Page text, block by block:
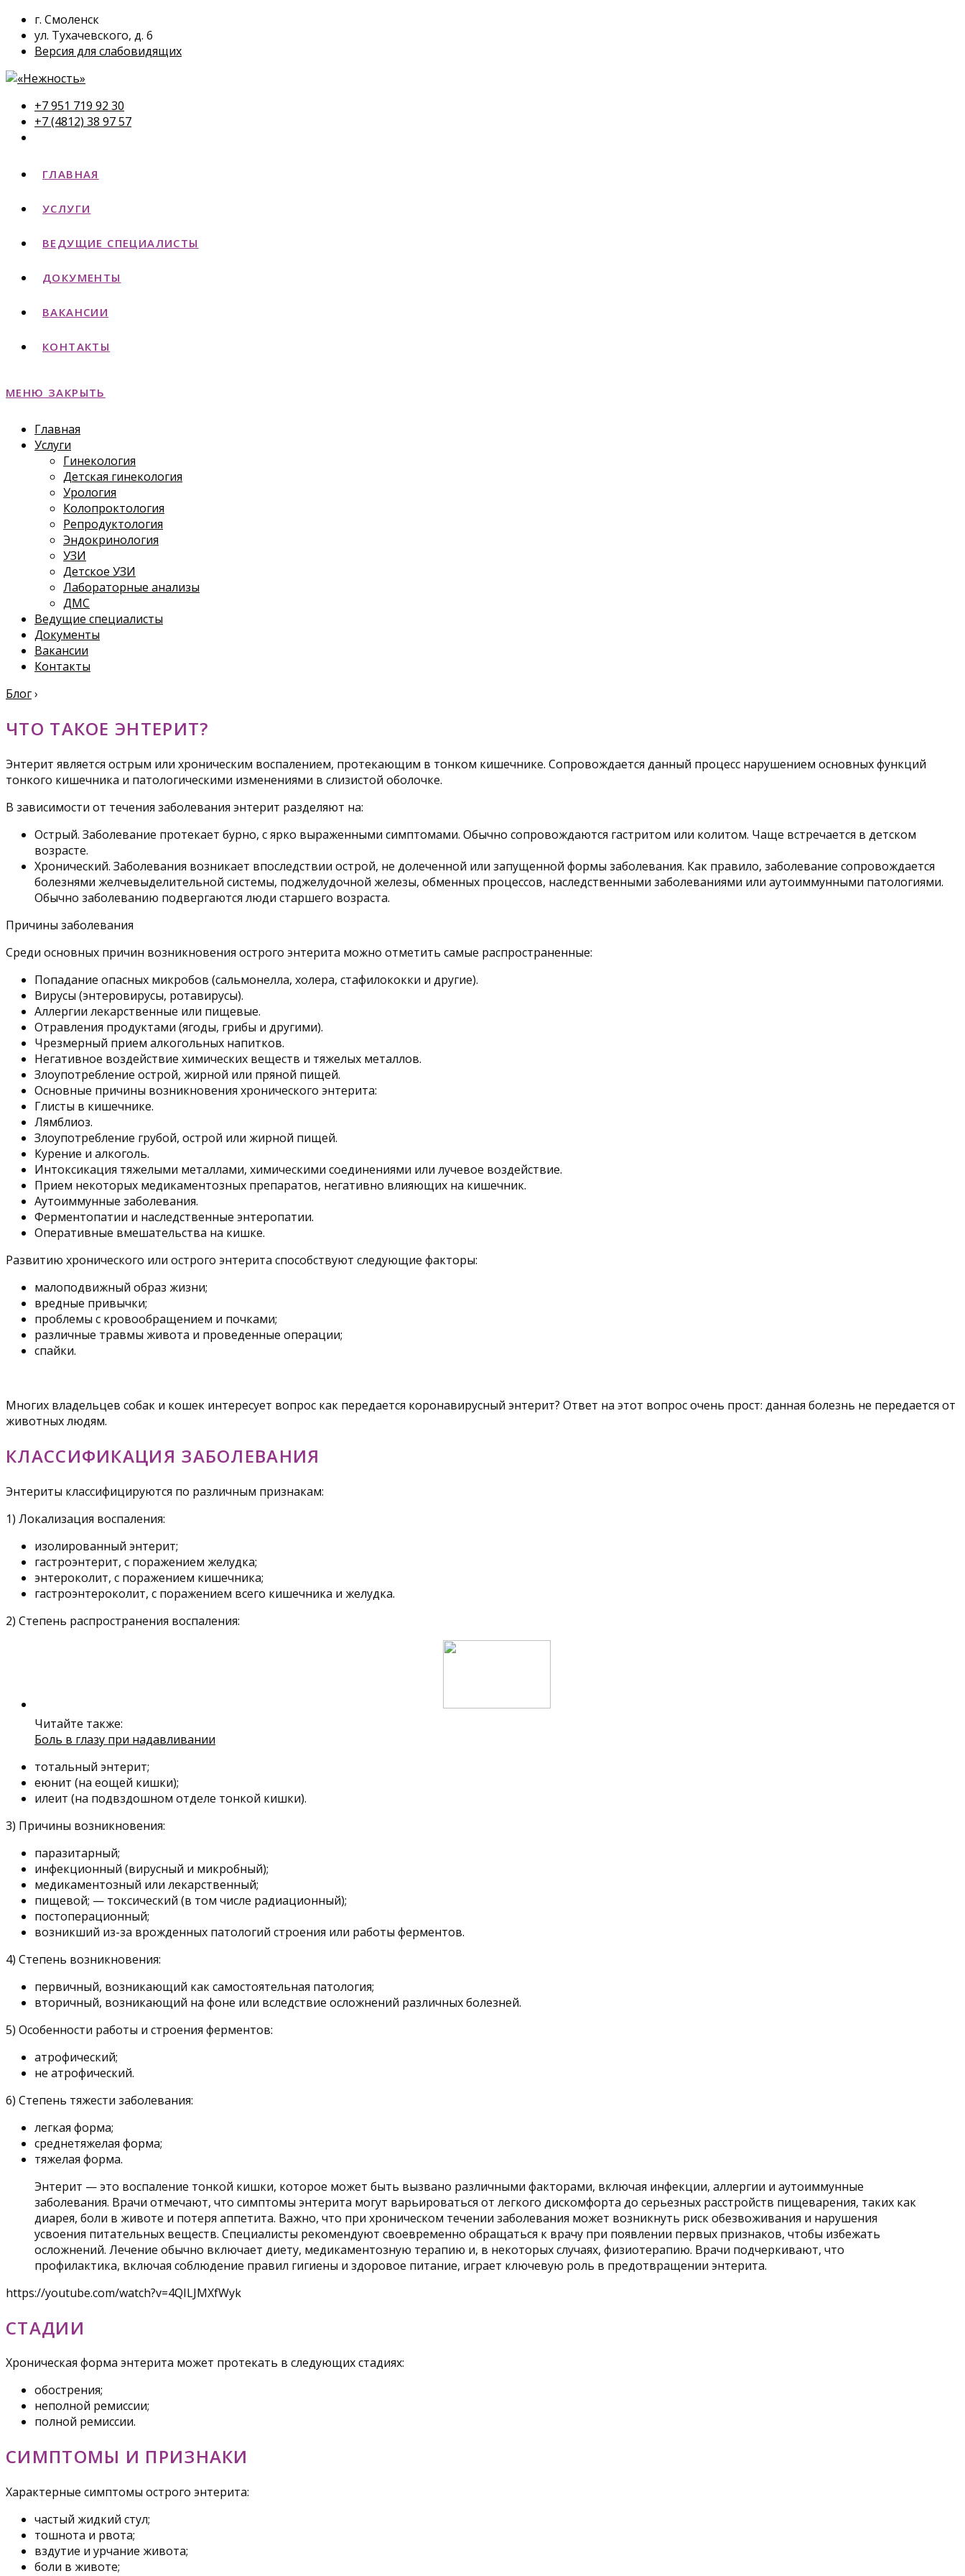
г. Смоленск
ул. Тухачевского, д. 6
Версия для слабовидящих
+7 951 719 92 30
+7 (4812) 38 97 57
ГЛАВНАЯ
УСЛУГИ
ВЕДУЩИЕ СПЕЦИАЛИСТЫ
ДОКУМЕНТЫ
ВАКАНСИИ
КОНТАКТЫ
МЕНЮ ЗАКРЫТЬ
Главная
Услуги
Гинекология
Детская гинекология
Урология
Колопроктология
Репродуктология
Эндокринология
УЗИ
Детское УЗИ
Лабораторные анализы
ДМС
Ведущие специалисты
Документы
Вакансии
Контакты
Блог›
ЧТО ТАКОЕ ЭНТЕРИТ?
Энтерит является острым или хроническим воспалением, протекающим в тонком кишечнике. Сопровождается данный процесс нарушением основных функций
тонкого кишечника и патологическими изменениями в слизистой оболочке.
В зависимости от течения заболевания энтерит разделяют на:
Острый. Заболевание протекает бурно, с ярко выраженными симптомами. Обычно сопровождаются гастритом или колитом. Чаще встречается в детском
возрасте.
Хронический. Заболевания возникает впоследствии острой, не долеченной или запущенной формы заболевания. Как правило, заболевание сопровождается
болезнями желчевыделительной системы, поджелудочной железы, обменных процессов, наследственными заболеваниями или аутоиммунными патологиями.
Обычно заболеванию подвергаются люди старшего возраста.
Причины заболевания
Среди основных причин возникновения острого энтерита можно отметить самые распространенные:
Попадание опасных микробов (сальмонелла, холера, стафилококки и другие).
Вирусы (энтеровирусы, ротавирусы).
Аллергии лекарственные или пищевые.
Отравления продуктами (ягоды, грибы и другими).
Чрезмерный прием алкогольных напитков.
Негативное воздействие химических веществ и тяжелых металлов.
Злоупотребление острой, жирной или пряной пищей.
Основные причины возникновения хронического энтерита:
Глисты в кишечнике.
Лямблиоз.
Злоупотребление грубой, острой или жирной пищей.
Курение и алкоголь.
Интоксикация тяжелыми металлами, химическими соединениями или лучевое воздействие.
Прием некоторых медикаментозных препаратов, негативно влияющих на кишечник.
Аутоиммунные заболевания.
Ферментопатии и наследственные энтеропатии.
Оперативные вмешательства на кишке.
Развитию хронического или острого энтерита способствуют следующие факторы:
малоподвижный образ жизни;
вредные привычки;
проблемы с кровообращением и почками;
различные травмы живота и проведенные операции;
спайки.
Многих владельцев собак и кошек интересует вопрос как передается коронавирусный энтерит? Ответ на этот вопрос очень прост: данная болезнь не передается от
животных людям.
КЛАССИФИКАЦИЯ ЗАБОЛЕВАНИЯ
Энтериты классифицируются по различным признакам:
1) Локализация воспаления:
изолированный энтерит;
гастроэнтерит, с поражением желудка;
энтероколит, с поражением кишечника;
гастроэнтероколит, с поражением всего кишечника и желудка.
2) Степень распространения воспаления:
Читайте также:
Боль в глазу при надавливании
тотальный энтерит;
еюнит (на еощей кишки);
илеит (на подвздошном отделе тонкой кишки).
3) Причины возникновения:
паразитарный;
инфекционный (вирусный и микробный);
медикаментозный или лекарственный;
пищевой; — токсический (в том числе радиационный);
постоперационный;
возникший из-за врожденных патологий строения или работы ферментов.
4) Степень возникновения:
первичный, возникающий как самостоятельная патология;
вторичный, возникающий на фоне или вследствие осложнений различных болезней.
5) Особенности работы и строения ферментов:
атрофический;
не атрофический.
6) Степень тяжести заболевания:
легкая форма;
среднетяжелая форма;
тяжелая форма.
Энтерит — это воспаление тонкой кишки, которое может быть вызвано различными факторами, включая инфекции, аллергии и аутоиммунные
заболевания. Врачи отмечают, что симптомы энтерита могут варьироваться от легкого дискомфорта до серьезных расстройств пищеварения, таких как
диарея, боли в животе и потеря аппетита. Важно, что при хроническом течении заболевания может возникнуть риск обезвоживания и нарушения
усвоения питательных веществ. Специалисты рекомендуют своевременно обращаться к врачу при появлении первых признаков, чтобы избежать
осложнений. Лечение обычно включает диету, медикаментозную терапию и, в некоторых случаях, физиотерапию. Врачи подчеркивают, что
профилактика, включая соблюдение правил гигиены и здоровое питание, играет ключевую роль в предотвращении энтерита.
https://youtube.com/watch?v=4QILJMXfWyk
СТАДИИ
Хроническая форма энтерита может протекать в следующих стадиях:
обострения;
неполной ремиссии;
полной ремиссии.
СИМПТОМЫ И ПРИЗНАКИ
Характерные симптомы острого энтерита:
частый жидкий стул;
тошнота и рвота;
вздутие и урчание живота;
боли в животе;